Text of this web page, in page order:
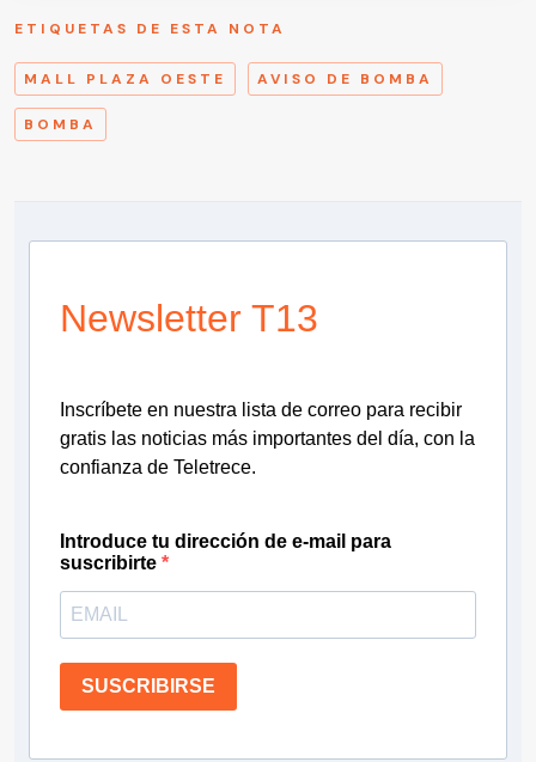
ETIQUETAS DE ESTA NOTA
MALL PLAZA OESTE AVISO DE BOMBA
BOMBA
Newsletter T13
Inscríbete en nuestra lista de correo para recibir
gratis las noticias más importantes del día, con la
confianza de Teletrece.
Introduce tu dirección de e-mail para
suscribirte
SUSCRIBIRSE